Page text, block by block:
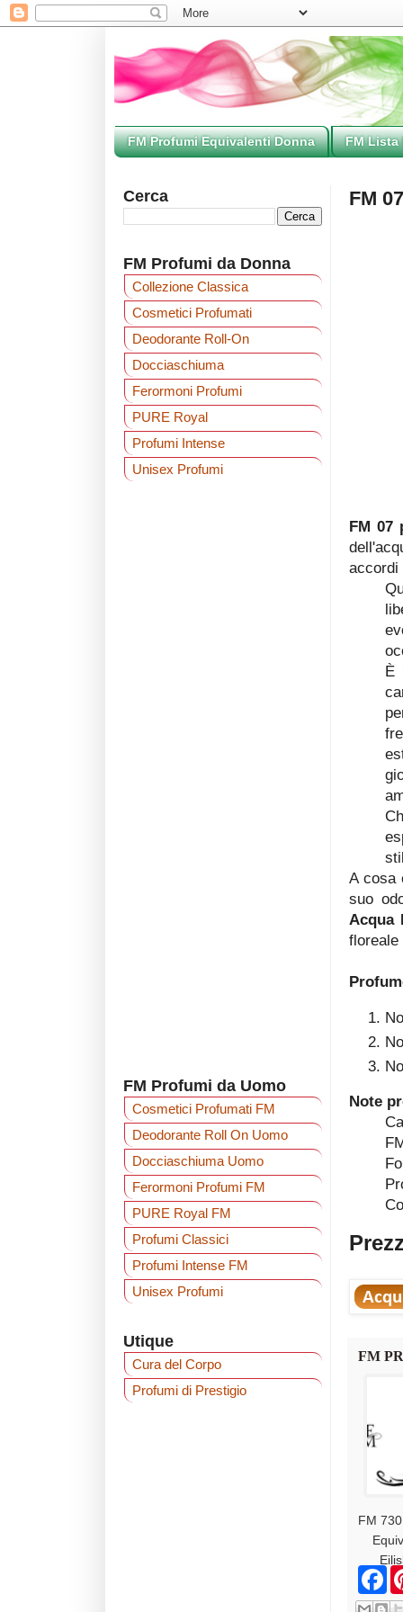
FM Profumi Equivalenti Donna FM Lista
FM
FM 07
accordi
È
A cosa
suo
Acqua
floreale
Note
FM
FM
F
c
Cerca
FM Profumi da Donna
Collezione Classica
Cosmetici Profumati
Deodorante Roll-On
Docciaschiuma
Ferormoni Profumi
PURE Royal
Profumi Intense
Unisex Profumi
FM Profumi da Uomo
Cosmetici Profumati FM
Deodorante Roll On Uomo‎
Docciaschiuma Uomo
Ferormoni Profumi FM
PURE Royal FM
Profumi Classici
Profumi Intense FM
Unisex Profumi
Utique
Cura del Corpo
Profumi di Prestigio